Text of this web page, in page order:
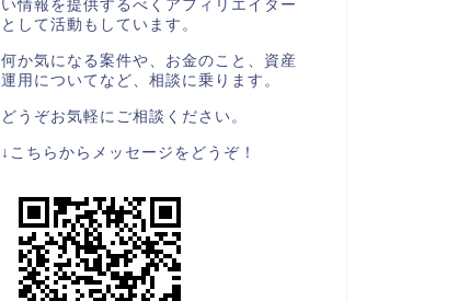
い情報を提供するべくアフィリエイター
として活動もしています。
何か気になる案件や、お金のこと、資産
運用についてなど、相談に乗ります。
どうぞお気軽にご相談ください。
↓こちらからメッセージをどうぞ！